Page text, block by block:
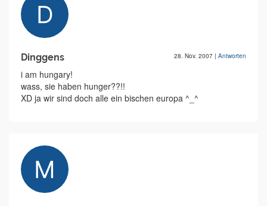
Dinggens 28. Nov. 2007 | Antworten
i am hungary!
wass, sie haben hunger??!!
XD ja wir sind doch alle ein bischen europa ^_^